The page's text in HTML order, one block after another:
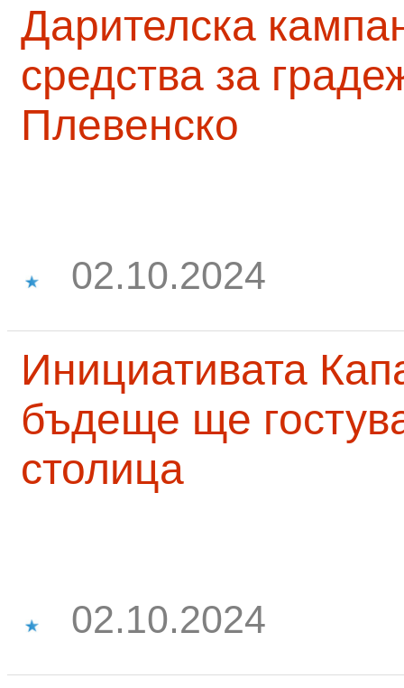
Дарителска
средства за
Плевенско
02.10.2024
Инициативата
бъдеще ще
столица
02.10.2024